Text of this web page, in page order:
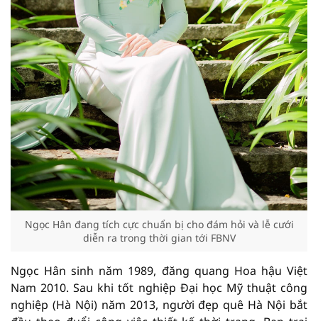
Ngọc Hân đang tích cực chuẩn bị cho đám hỏi và lễ cưới
diễn ra trong thời gian tới FBNV
Ngọc Hân sinh năm 1989, đăng quang Hoa hậu Việt
Nam 2010. Sau khi tốt nghiệp Đại học Mỹ thuật công
nghiệp (Hà Nội) năm 2013, người đẹp quê Hà Nội bắt